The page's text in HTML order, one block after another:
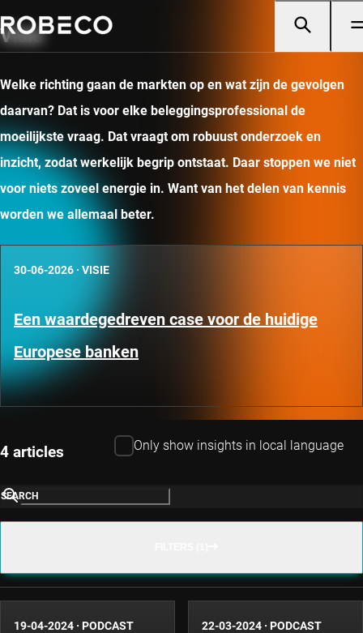
Visie
Welke richting gaan de markten op en wat zijn de gevolgen
daarvan? Dat is voor elke beleggingsprofessional de
moeilijkste vraag. Dat vraagt om robuust onderzoek en
inzicht, zodat werkelijk begrip ontstaat. Daar stoppen we niet
voor niets zoveel energie in. Want van het delen van kennis
worden we allemaal beter.
30-06-2026 · VISIE
Een waardegedreven case voor de huidige
Europese banken
4 articles Only show insights in local language
SEARCH
19-04-2024 · PODCAST 22-03-2024 · PODCAST